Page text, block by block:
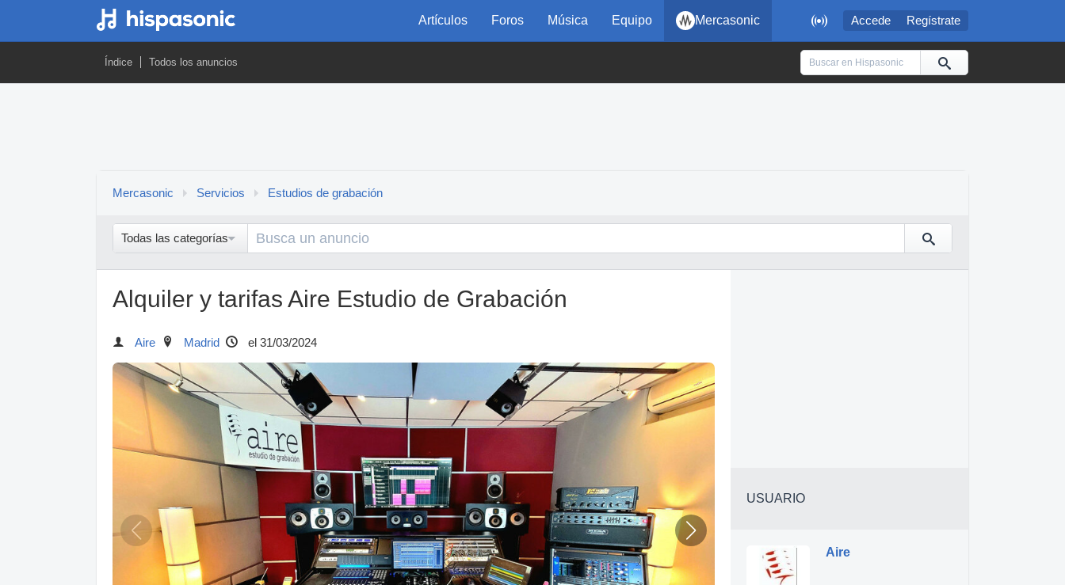
 Accede Regístrate
Artículos Foros Música Equipo Mercasonic
Índice Todos los anuncios
Mercasonic Servicios Estudios de grabación
Todas las categorías
Alquiler y tarifas Aire Estudio de Grabación
Aire Madrid el 31/03/2024
USUARIO
Aire